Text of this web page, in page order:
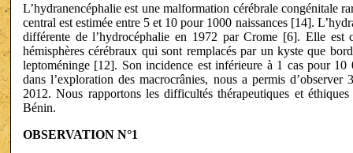
L’hydranencéphalie est une malformation cérébrale congénitale
central est estimée entre 5 et 10 pour 1000 naissances [14].
différente de l’hydrocéphalie en 1972 par Crome [6]. Elle est
hémisphères cérébraux qui sont remplacés par un kyste que
leptoméninge [12]. Son incidence est inférieure à 1 cas pour
dans l’exploration des macrocrânies, nous a permis
2012. Nous rapportons les difficultés thérapeutiques et
Bénin.
OBSERVATION N°1